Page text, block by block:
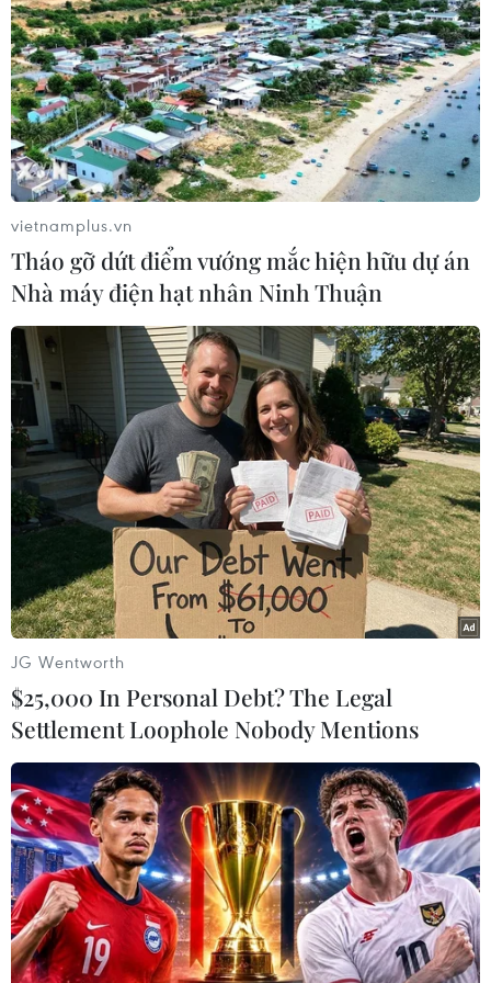
Bắc Pyongan, trong khoảng thời gian từ 11h13 và 12h05
cùng ngày.
Triều Tiên tuyên bố phát triển vệ tinh do
thám tại cơ sở phóng tên lửa
18/12/2022 22:54
Cuộc thử nghiệm được thực hiện tại cơ sở phóng vệ tinh
Sohae chủ yếu nhằm “đánh giá khả năng chụp ảnh vệ
tinh và hệ thống truyền dữ liệu cũng như hệ thống kiểm
soát mặt đất."
vietnamplus.vn
Tháo gỡ dứt điểm vướng mắc hiện hữu dự án
Nhà máy điện hạt nhân Ninh Thuận
JG Wentworth
$25,000 In Personal Debt? The Legal
Settlement Loophole Nobody Mentions